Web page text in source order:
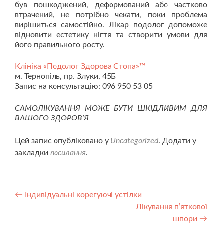
був пошкоджений, деформований або частково
втрачений, не потрібно чекати, поки проблема
вирішиться самостійно. Лікар подолог допоможе
відновити естетику нігтя та створити умови для
його правильного росту.
Клініка «Подолог Здорова Стопа»™
м. Тернопіль, пр. Злуки, 45Б
Запис на консультацію: 096 950 53 05
САМОЛІКУВАННЯ МОЖЕ БУТИ ШКІДЛИВИМ ДЛЯ
ВАШОГО ЗДОРОВ’Я
Цей запис опубліковано у Uncategorized. Додати у
закладки посилання.
Навігація
← Індивідуальні корегуючі устілки
Лікування п’яткової
шпори →